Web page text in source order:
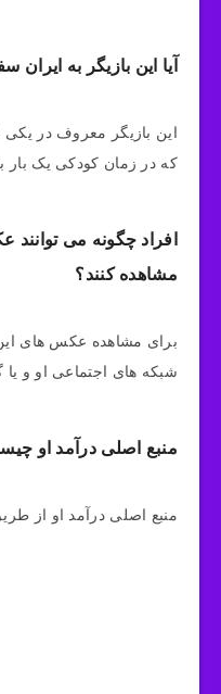
آیا این بازیگر به
این بازیگر معروف در
که در زمان کودکی یک بار
افراد چگونه می توانند
مشاهده کنند؟
برای مشاهده عکس های
شبکه‌ های اجتماعی او و یا
منبع اصلی درآمد او
منبع اصلی درآمد او از